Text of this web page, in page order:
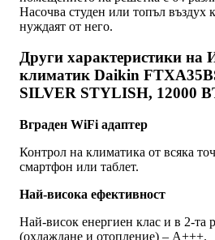
Насочва студен или топъл въздух
нуждаят от него.
Други характеристики на
климатик Daikin
SILVER STYLISH, 12000
Вграден WiFi адаптер
Контрол на климатика от всяка
смартфон или таблет.
Най-висока ефективност
Най-висок енергиен клас и в 2-та
(охлаждане и отопление) – А+++.